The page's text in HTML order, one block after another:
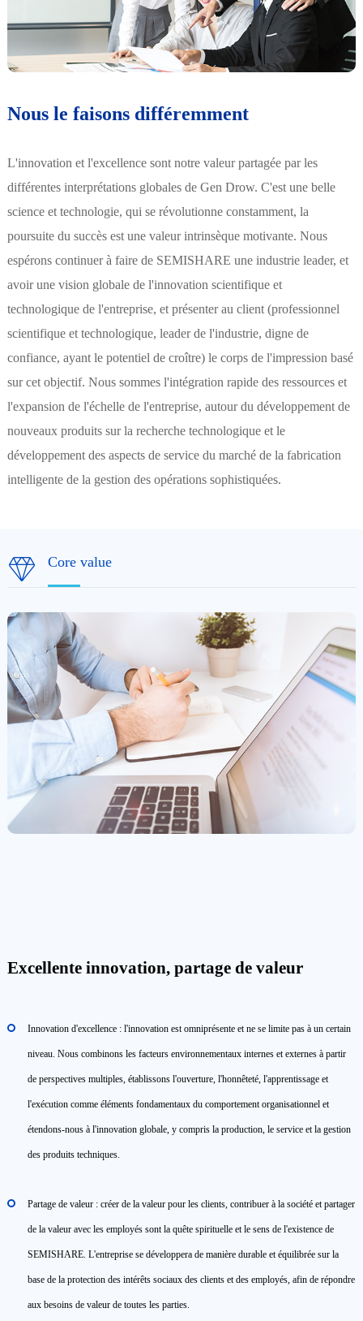
Nous le faisons différemment
L'innovation et l'excellence sont notre valeur partagée par les
différentes interprétations globales de Gen Drow. C'est une belle
science et technologie, qui se révolutionne constamment, la
poursuite du succès est une valeur intrinsèque motivante. Nous
espérons continuer à faire de SEMISHARE une industrie leader, et
avoir une vision globale de l'innovation scientifique et
technologique de l'entreprise, et présenter au client (professionnel
scientifique et technologique, leader de l'industrie, digne de
confiance, ayant le potentiel de croître) le corps de l'impression basé
sur cet objectif. Nous sommes l'intégration rapide des ressources et
l'expansion de l'échelle de l'entreprise, autour du développement de
nouveaux produits sur la recherche technologique et le
développement des aspects de service du marché de la fabrication
intelligente de la gestion des opérations sophistiquées.
Core value
Excellente innovation, partage de valeur
Innovation d'excellence : l'innovation est omniprésente et ne se limite pas à un certain
niveau. Nous combinons les facteurs environnementaux internes et externes à partir
de perspectives multiples, établissons l'ouverture, l'honnêteté, l'apprentissage et
l'exécution comme éléments fondamentaux du comportement organisationnel et
étendons-nous à l'innovation globale, y compris la production, le service et la gestion
des produits techniques.
Partage de valeur : créer de la valeur pour les clients, contribuer à la société et partager
de la valeur avec les employés sont la quête spirituelle et le sens de l'existence de
SEMISHARE. L'entreprise se développera de manière durable et équilibrée sur la
base de la protection des intérêts sociaux des clients et des employés, afin de répondre
aux besoins de valeur de toutes les parties.